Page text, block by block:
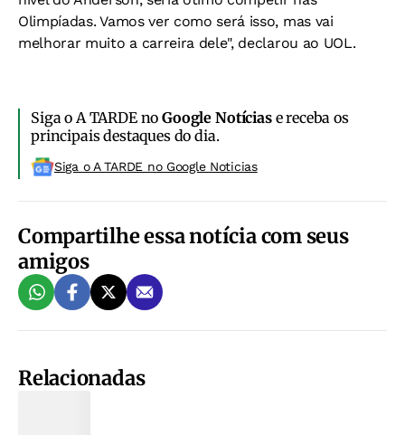
Olimpíadas. Vamos ver como será isso, mas vai
melhorar muito a carreira dele", declarou ao UOL.
Siga o A TARDE noGoogle Notíciase receba os
principais destaques do dia.
Siga o A TARDE no Google Noticias
Compartilhe essa notícia com seus
amigos
Relacionadas